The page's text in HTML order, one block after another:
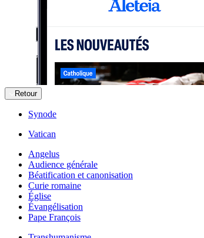
Retour
Synode
Vatican
Angelus
Audience générale
Béatification et canonisation
Curie romaine
Église
Évangélisation
Pape François